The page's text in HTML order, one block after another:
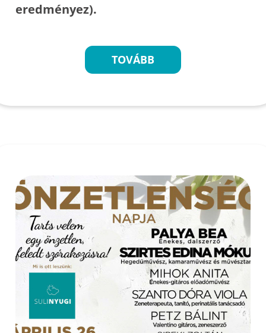
eredményez).
TOVÁBB